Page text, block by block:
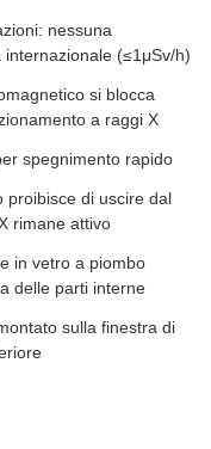
nessuna
(≤1μSv/h)
si blocca
a raggi X
spegnimento rapido
proibisce di uscire dal
rimane attivo
in vetro a piombo
delle parti interne
sulla finestra di